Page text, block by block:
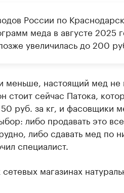
России по
меда в августе 2025
увеличилась до 200
меньше, настоящий мед не
стоит сейчас Патока,
руб. за кг, и фасовщики
либо продавать это все
либо сдавать мед по
специалист.
магазинах